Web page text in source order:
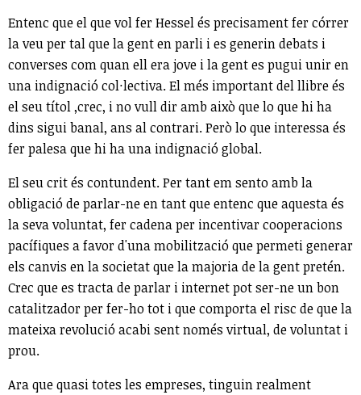
Entenc que el que vol fer Hessel és precisament fer córrer
la veu per tal que la gent en parli i es generin debats i
converses com quan ell era jove i la gent es pugui unir en
una indignació col·lectiva. El més important del llibre és
el seu títol ,crec, i no vull dir amb això que lo que hi ha
dins sigui banal, ans al contrari. Però lo que interessa és
fer palesa que hi ha una indignació global.
El seu crit és contundent. Per tant em sento amb la
obligació de parlar-ne en tant que entenc que aquesta és
la seva voluntat, fer cadena per incentivar cooperacions
pacífiques a favor d'una mobilització que permeti generar
els canvis en la societat que la majoria de la gent pretén.
Crec que es tracta de parlar i internet pot ser-ne un bon
catalitzador per fer-ho tot i que comporta el risc de que la
mateixa revolució acabi sent només virtual, de voluntat i
prou.
Ara que quasi totes les empreses, tinguin realment